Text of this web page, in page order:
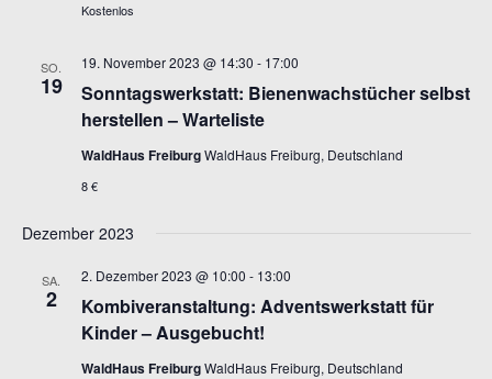
Kostenlos
SO.
19
Sonntagswerkstatt: Bienenwachstücher selbst
herstellen – Warteliste
19. November 2023 @ 14:30 - 17:00
WaldHaus FreiburgWaldHaus Freiburg, Deutschland
8 €
Dezember 2023
SA.
2
Kombiveranstaltung: Adventswerkstatt für
Kinder – Ausgebucht!
2. Dezember 2023 @ 10:00 - 13:00
WaldHaus FreiburgWaldHaus Freiburg, Deutschland